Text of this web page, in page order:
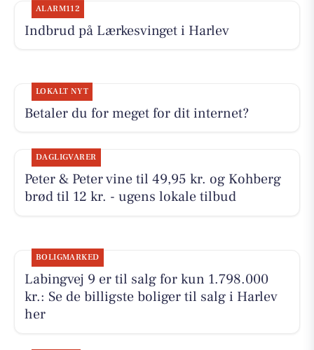
ALARM112
Indbrud på Lærkesvinget i Harlev
LOKALT NYT
Betaler du for meget for dit internet?
DAGLIGVARER
Peter & Peter vine til 49,95 kr. og Kohberg
brød til 12 kr. - ugens lokale tilbud
BOLIGMARKED
Labingvej 9 er til salg for kun 1.798.000
kr.: Se de billigste boliger til salg i Harlev
her